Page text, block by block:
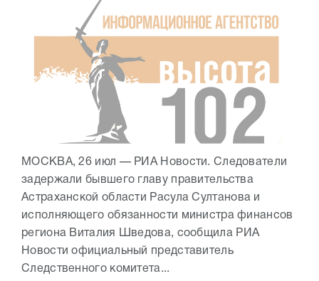
МОСКВА, 26 июл — РИА Новости. Следователи
задержали бывшего главу правительства
Астраханской области Расула Султанова и
исполняющего обязанности министра финансов
региона Виталия Шведова, сообщила РИА
Новости официальный представитель
Следственного комитета...